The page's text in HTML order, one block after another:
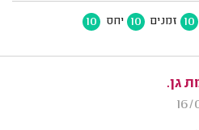
10 זמנים 10 יחס 10
גן.